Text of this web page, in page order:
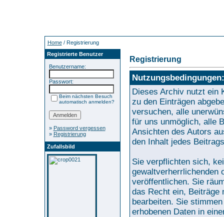
Home/ Registrierung
Registrierte Benutzer
Benutzername:
Passwort:
Beim nächsten Besuch
automatisch anmelden?
» Password vergessen
» Registrierung
Zufallsbild
Registrierung
Nutzungsbedingungen:
Dieses Archiv nutzt ein
zu den Einträgen
versuchen, alle
für uns unmöglich, alle
Ansichten des Autors
den Inhalt jedes
Sie verpflichten sich,
gewaltverherrlichenden
veröffentlichen. Sie
das Recht ein, Beiträge
bearbeiten. Sie
erhobenen Daten in